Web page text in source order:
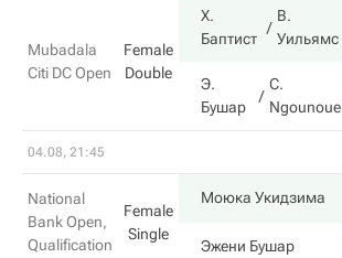
Mubadala
Citi DC Open
Female
Double
Х.
Баптист
В.
Уильямс
Э.
Бушар
C.
Ngounoue
04.08, 21:45
National
Bank Open,
Qualification
Female
Single
Моюка Укидзима
Эжени Бушар